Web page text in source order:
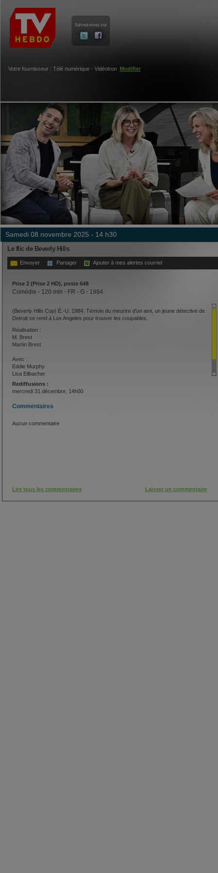
Votre fournisseur : Télé numérique - Vidéotron Modifier
samedi 08 novembre 2025 - 14 h30
Le flic de Beverly Hills
Envoyer Partager Ajouter à mes alertes courriel
Prise 2 (Prise 2 HD), poste 648
Comédie - 120 min - FR - G - 1984
(Beverly Hills Cop) É.-U. 1984. Témoin du meurtre d'un ami, un jeune détective de
Detroit se rend à Los Angeles pour trouver les coupables.
Réalisation :
M. Brest
Martin Brest
Avec :
Eddie Murphy
Lisa Eilbacher
Steven Berkoff
Rediffusions :
mercredi 31 décembre, 14h00
Commentaires
Aucun commentaire
Lire tous les commentaires Laisser un commentaire